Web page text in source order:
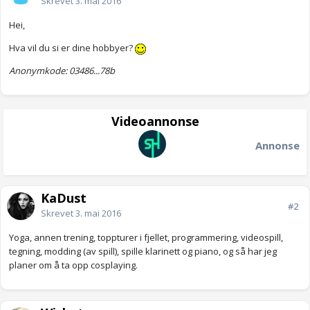
Hei,
Hva vil du si er dine hobbyer?
Anonymkode: 03486...78b
Videoannonse
Annonse
KaDust
Skrevet3. mai 2016
#2
Yoga, annen trening, toppturer i fjellet, programmering, videospill,
tegning, modding (av spill), spille klarinett og piano, og så har jeg
planer om å ta opp cosplaying.